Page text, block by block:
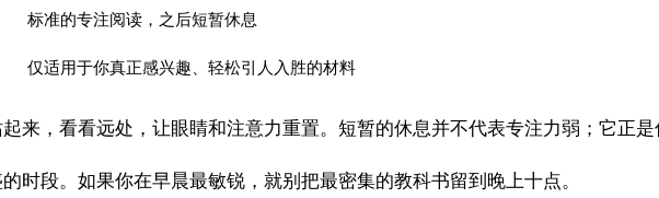
标准的专注阅读，之后短暂休息
仅适用于你真正感兴趣、轻松引人入胜的材料
，看看远处，让眼睛和注意力重置。短暂的休息并不代表专注力弱；它正是
时段。如果你在早晨最敏锐，就别把最密集的教科书留到晚上十点。